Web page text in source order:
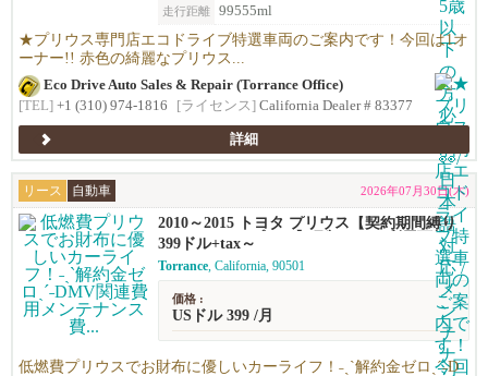
走行距離 99555ml
★プリウス専門店エコドライブ特選車両のご案内です！今回は1オ
ーナー!! 赤色の綺麗なプリウス...
Eco Drive Auto Sales & Repair (Torrance Office)
[TEL] +1 (310) 974-1816 [ライセンス] California Dealer # 83377
詳細
リース 自動車 2026年07月30日(木)
2010～2015 トヨタ プリウス【契約期間縛り
ナシのリースプラン】月額$399～利用可能！
399ドル+tax～
Torrance, California, 90501
価格 :
USドル 399 /月
低燃費プリウスでお財布に優しいカーライフ！˗ˏˋ解約金ゼロˎˊ˗D